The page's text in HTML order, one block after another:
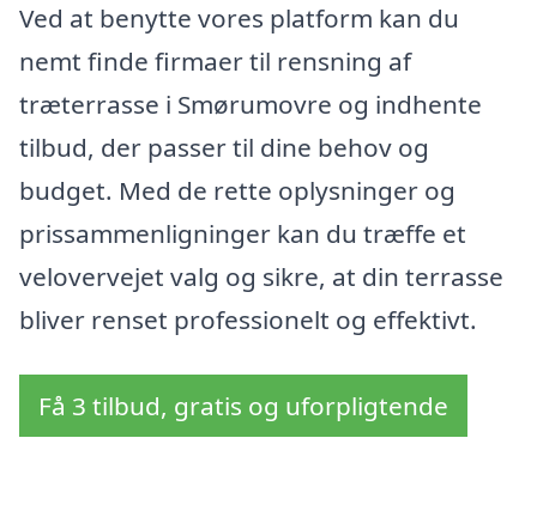
Ved at benytte vores platform kan du
nemt finde firmaer til rensning af
træterrasse i Smørumovre og indhente
tilbud, der passer til dine behov og
budget. Med de rette oplysninger og
prissammenligninger kan du træffe et
velovervejet valg og sikre, at din terrasse
bliver renset professionelt og effektivt.
Få 3 tilbud, gratis og uforpligtende